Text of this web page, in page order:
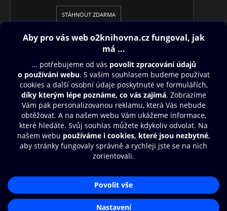
STÁHNOUT ZDARMA
Obsah ke stažení
Moje O2 Knihovna
Další zábava
Nákupní řád
Přístupnost
Zásady zpracování osobních údajů
Aplikace O2 Knihovna
Čti a poslouchej své e-knihy a